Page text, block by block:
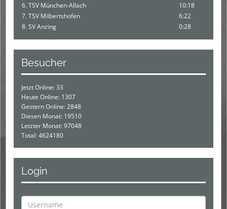
6. TSV München-Allach
10:18
7. TSV Milbertshofen
6:22
8. SV Anzing
0:28
Besucher
Jetzt Online: 33
Heute Online: 1307
Gestern Online: 2848
Diesen Monat: 19510
Letzter Monat: 97048
Total: 4624180
Login